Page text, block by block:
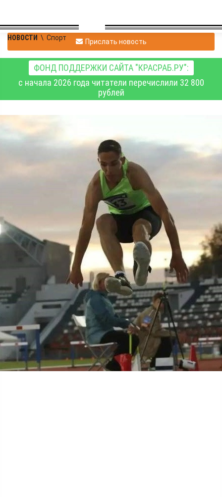
НОВОСТИ \ Спорт Прислать новость
ФОНД ПОДДЕРЖКИ САЙТА "КРАСРАБ.РУ":
с начала 2026 года читатели перечислили 32 800
рублей
Егор Христов –
победитель первенства
России по лёгкой
атлетике
Спорт
375